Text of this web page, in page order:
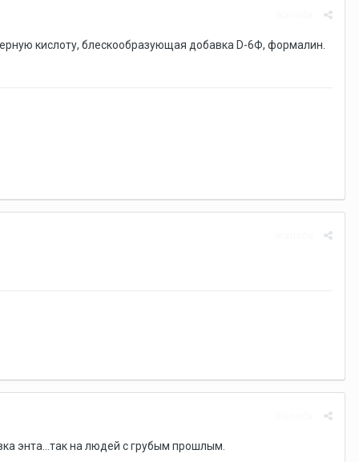
кислоту, блескообразующая добавка D-6Ф, формалин.
энта...так на людей с грубым прошлым.